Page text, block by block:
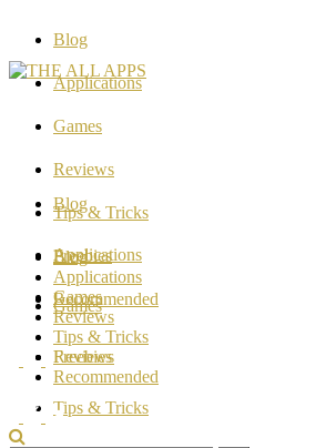
Blog
Applications
Games
Reviews
Tips & Tricks
Freebies
Recommended
Blog
Applications
Games
Reviews
Tips & Tricks
Blog
Applications
Games
Reviews
Tips & Tricks
Freebies
Recommended